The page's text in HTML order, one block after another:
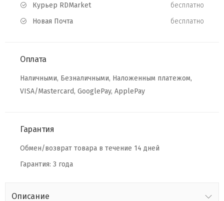
Курьер RDMarket
бесплатно
Новая Почта
бесплатно
Оплата
Наличными, Безналичными, Наложенным платежом,
VISA/Mastercard, GooglePay, ApplePay
Гарантия
Обмен/возврат товара в течение 14 дней
Гарантия: 3 года
Описание